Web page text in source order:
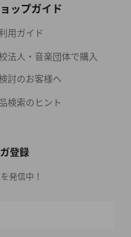
ップガイド
用ガイド
法人・音楽団体で購入
討のお客様へ
検索のヒント
登録
発信中！